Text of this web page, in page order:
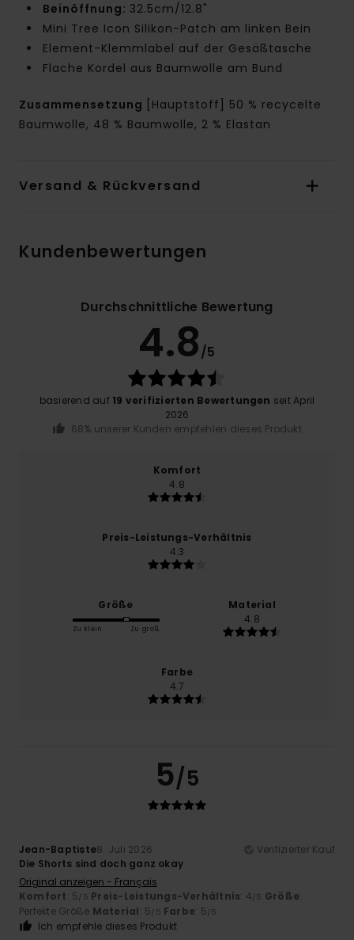
Beinöffnung: 32.5cm/12.8"
Mini Tree Icon Silikon-Patch am linken Bein
Element-Klemmlabel auf der Gesäßtasche
Flache Kordel aus Baumwolle am Bund
Zusammensetzung
[Hauptstoff] 50 % recycelte
Baumwolle, 48 % Baumwolle, 2 % Elastan
Versand & Rückversand
Kundenbewertungen
Durchschnittliche Bewertung
4.8/5
basierend auf 19 verifizierten Bewertungen seit April
2026
68% unserer Kunden empfehlen dieses Produkt
Komfort
4.8
Preis-Leistungs-Verhältnis
4.3
Größe
Zu klein Zu groß
Material
4.8
Farbe
4.7
5/5
Jean-Baptiste8. Juli 2026
Verifizierter Kauf
Die Shorts sind doch ganz okay
Original anzeigen - Français
Komfort: 5/5 Preis-Leistungs-Verhältnis: 4/5 Größe:
Perfekte Größe Material: 5/5 Farbe: 5/5
Ich empfehle dieses Produkt